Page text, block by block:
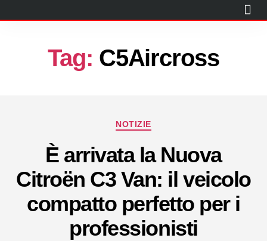
Tag: C5Aircross
NOTIZIE
È arrivata la Nuova
Citroën C3 Van: il veicolo
compatto perfetto per i
professionisti